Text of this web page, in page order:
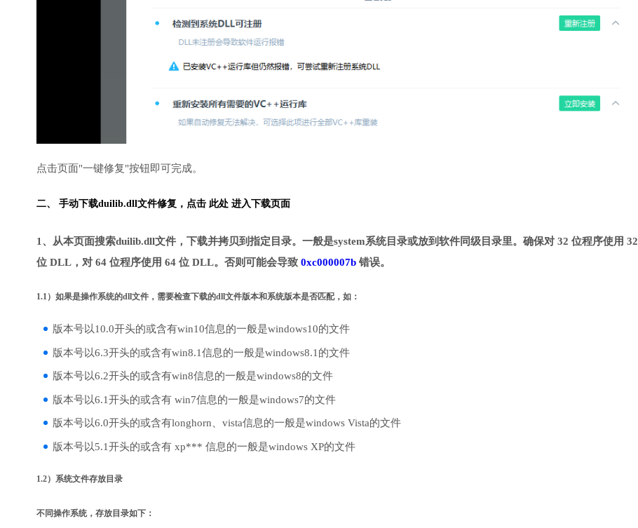
点击页面"一键修复"按钮即可完成。
二、 手动下载duilib.dll文件修复， 点击 此处 进入下载页面
1、从本页面搜索duilib.dll文件，下载并拷贝到指定目录。一般是system系统目录或放到软件同级目录里。确保对 32 位程序使用 32
位 DLL，对 64 位程序使用 64 位 DLL。否则可能会导致 0xc000007b 错误。
1.1）如果是操作系统的dll文件，需要检查下载的dll文件版本和系统版本是否匹配，如：
版本号以10.0开头的或含有win10信息的一般是windows10的文件
版本号以6.3开头的或含有win8.1信息的一般是windows8.1的文件
版本号以6.2开头的或含有win8信息的一般是windows8的文件
版本号以6.1开头的或含有 win7信息的一般是windows7的文件
版本号以6.0开头的或含有longhorn、vista信息的一般是windows Vista的文件
版本号以5.1开头的或含有 xp*** 信息的一般是windows XP的文件
1.2）系统文件存放目录
不同操作系统，存放目录如下：